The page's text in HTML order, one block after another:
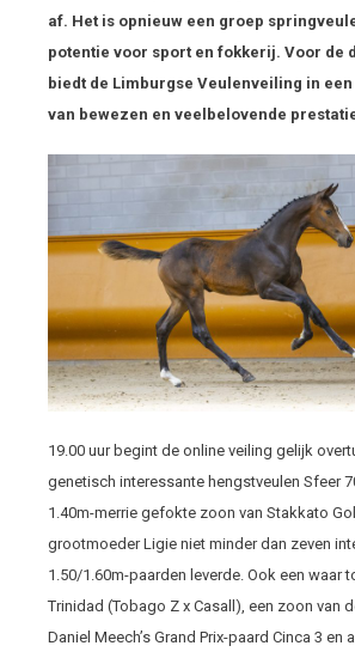
af. Het is opnieuw een groep
potentie voor sport en fokkerij. Voor de
biedt de Limburgse Veulenveiling in
van bewezen en veelbelovende
19.00 uur begint de online veiling gelijk
genetisch interessante hengstveulen Sfeer
1.40m-merrie gefokte zoon van Stakkato
grootmoeder Ligie niet minder dan zeven
1.50/1.60m-paarden leverde. Ook een waar
Trinidad (Tobago Z x Casall), een zoon van
Daniel Meech’s Grand Prix-paard Cinca 3